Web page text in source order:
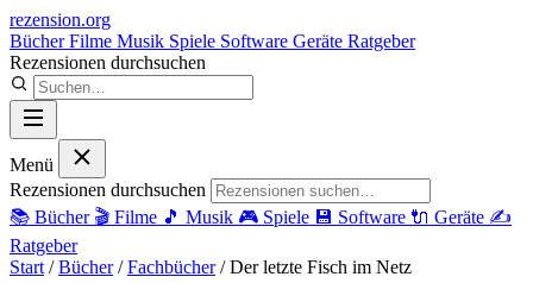
rezension.org
BücherFilme Musik Spiele Software Geräte Ratgeber
Rezensionen durchsuchen
Menü
Rezensionen durchsuchen
📚 Bücher 🎬 Filme 🎵 Musik 🎮 Spiele 💾 Software 🔌 Geräte ✍️
Ratgeber
Start / Bücher / Fachbücher / Der letzte Fisch im Netz